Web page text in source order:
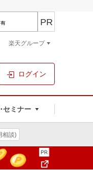
ログイン
セミナー
PR
楽天グループ
相談)